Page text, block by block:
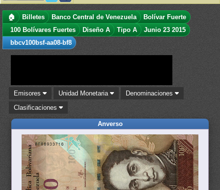
🏠 Billetes Banco Central de Venezuela
Bolívar Fuerte
100 Bolívares Fuertes
Diseño A Tipo A
Junio 23 2015
bbcv100bsf-aa08-bf8
Emisores Unidad Monetaria
Denominaciones
Clasificaciones
Anverso